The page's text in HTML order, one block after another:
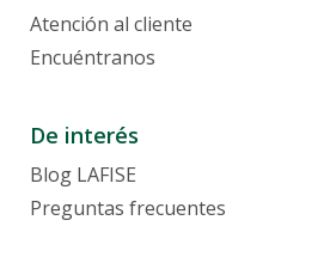
Atención al cliente
Encuéntranos
De interés
Blog LAFISE
Preguntas frecuentes